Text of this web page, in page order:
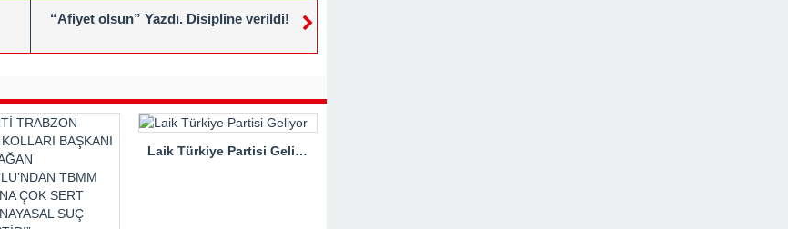
“Afiyet olsun” Yazdı. Disipline verildi!
Laik Türkiye Partisi Geliyor